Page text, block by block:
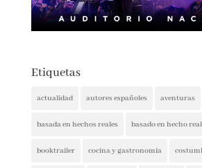
Etiquetas
actualidad autores españoles aventuras
basada en hechos reales basado en hecho real